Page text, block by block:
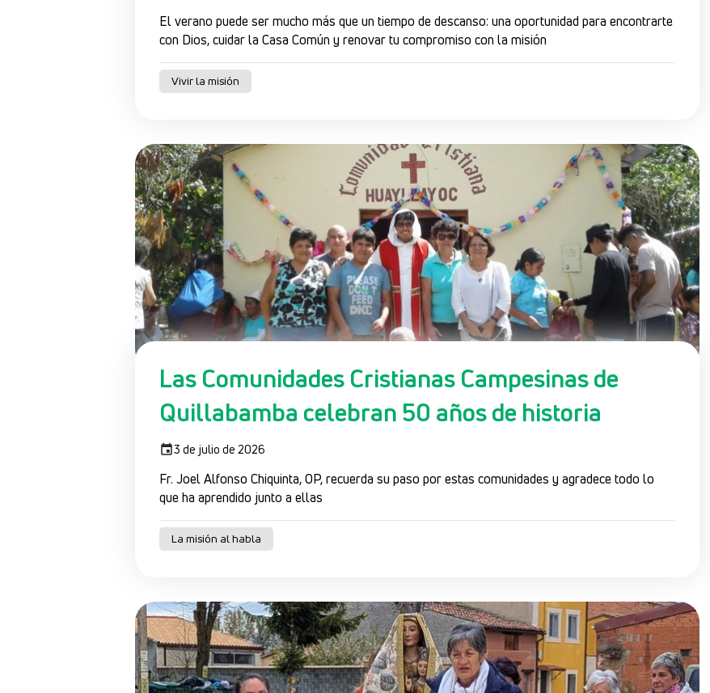
El verano puede ser mucho más que un tiempo de descanso: una oportunidad para encontrarte
con Dios, cuidar la Casa Común y renovar tu compromiso con la misión
Vivir la misión
Las Comunidades Cristianas Campesinas de
Quillabamba celebran 50 años de historia
3 de julio de 2026
Fr. Joel Alfonso Chiquinta, OP, recuerda su paso por estas comunidades y agradece todo lo
que ha aprendido junto a ellas
La misión al habla